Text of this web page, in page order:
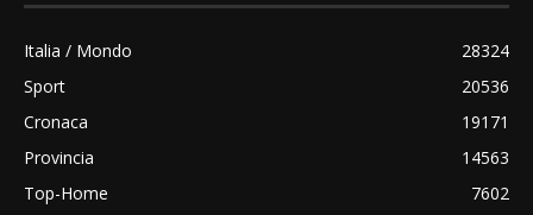
Italia / Mondo
28324
Sport
20536
Cronaca
19171
Provincia
14563
Top-Home
7602